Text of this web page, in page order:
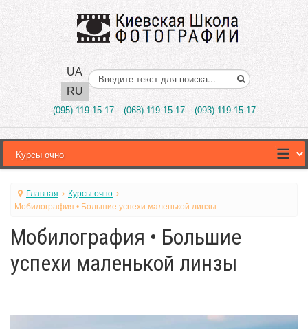
UA
RU
Поиск..
(095) 119-15-17 (068) 119-15-17 (093) 119-15-17
Главная
Курсы очно
Мобилография • Большие успехи маленькой линзы
Мобилография • Большие
успехи маленькой линзы